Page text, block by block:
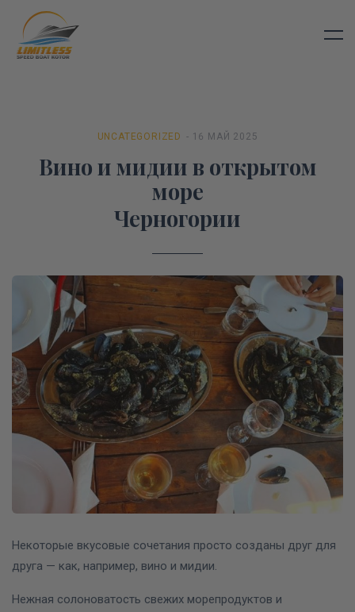
UNCATEGORIZED - 16 МАЙ 2025
Вино и мидии в открытом
море
Черногории
Некоторые вкусовые сочетания просто созданы друг для
друга — как, например, вино и мидии.
Нежная солоноватость свежих морепродуктов и